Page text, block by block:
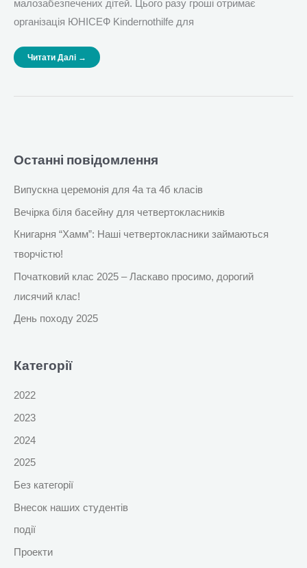
малозабезпечених дітей. Цього разу гроші отримає
організація ЮНІСЕФ Kindernothilfe для
Читати Далі →
Останні повідомлення
Випускна церемонія для 4а та 4б класів
Вечірка біля басейну для четвертокласників
Книгарня “Хамм”: Наші четвертокласники займаються
творчістю!
Початковий клас 2025 – Ласкаво просимо, дорогий
лисячий клас!
День походу 2025
Категорії
2022
2023
2024
2025
Без категорії
Внесок наших студентів
події
Проекти